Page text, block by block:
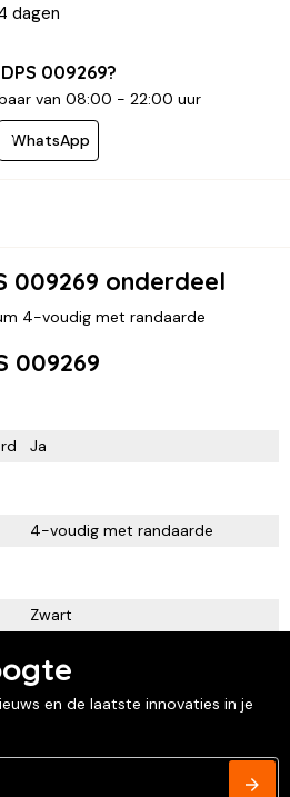
dagen
009269?
van 08:00 - 22:00 uur
WhatsApp
009269 onderdeel
4-voudig met randaarde
009269
Ja
4-voudig met randaarde
Zwart
en de laatste innovaties in je